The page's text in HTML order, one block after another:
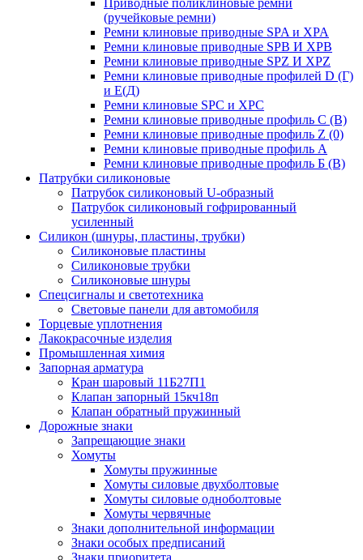
Приводные поликлиновые ремни
(ручейковые ремни)
Ремни клиновые приводные SPA и XPA
Ремни клиновые приводные SPB И XPB
Ремни клиновые приводные SPZ И XPZ
Ремни клиновые приводные профилей D (Г)
и Е(Д)
Ремни клиновые SPC и XPC
Ремни клиновые приводные профиль C (В)
Ремни клиновые приводные профиль Z (0)
Ремни клиновые приводные профиль А
Ремни клиновые приводные профиль Б (B)
Патрубки силиконовые
Патрубок силиконовый U-образный
Патрубок силиконовый гофрированный
усиленный
Силикон (шнуры, пластины, трубки)
Силиконовые пластины
Силиконовые трубки
Силиконовые шнуры
Спецсигналы и светотехника
Световые панели для автомобиля
Торцевые уплотнения
Лакокрасочные изделия
Промышленная химия
Запорная арматура
Кран шаровый 11Б27П1
Клапан запорный 15кч18п
Клапан обратный пружинный
Дорожные знаки
Запрещающие знаки
Хомуты
Хомуты пружинные
Хомуты силовые двухболтовые
Хомуты силовые одноболтовые
Хомуты червячные
Знаки дополнительной информации
Знаки особых предписаний
Знаки приоритета